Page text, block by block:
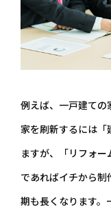
例えば、一戸建ての
家を刷新するには「
ますが、「リフォ
であればイチから
期も長くなります。